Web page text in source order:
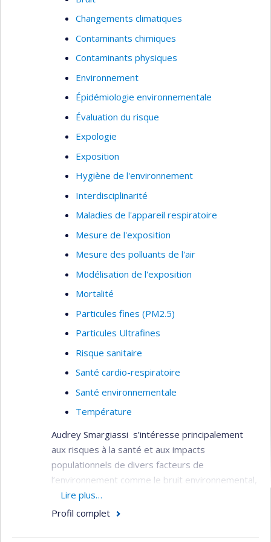
Changements climatiques
Contaminants chimiques
Contaminants physiques
Environnement
Épidémiologie environnementale
Évaluation du risque
Expologie
Exposition
Hygiène de l'environnement
Interdisciplinarité
Maladies de l'appareil respiratoire
Mesure de l'exposition
Mesure des polluants de l'air
Modélisation de l'exposition
Mortalité
Particules fines (PM2.5)
Particules Ultrafines
Risque sanitaire
Santé cardio-respiratoire
Santé environnementale
Température
Audrey Smargiassi s’intéresse principalement
aux risques à la santé et aux impacts
populationnels de divers facteurs de
l’environnement comme le bruit environnemental,
les polluants de l’air ambiant et les changements
climatiques.
Lire plus…
Profil complet